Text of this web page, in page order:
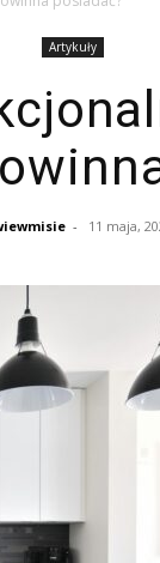
Artykuły
- 11 maja,